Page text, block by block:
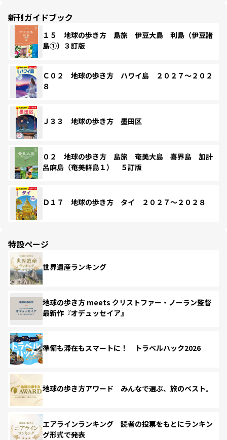
新刊ガイドブック
１５ 地球の歩き方 島旅 伊豆大島 利島（伊豆諸
島①）３訂版
Ｃ０２ 地球の歩き方 ハワイ島 ２０２７～２０２
８
Ｊ３３ 地球の歩き方 墨田区
０２ 地球の歩き方 島旅 奄美大島 喜界島 加計
呂麻島（奄美群島１） ５訂版
Ｄ１７ 地球の歩き方 タイ ２０２７～２０２８
特設ページ
世界遺産ランキング
地球の歩き方 meets クリストファー・ノーラン監督
最新作『オデュッセイア』
準備も滞在もスマートに！ トラベルハック2026
地球の歩き方アワード みんなで選ぶ、旅のベスト。
エアラインランキング 読者の投票をもとにランキン
グ形式で発表